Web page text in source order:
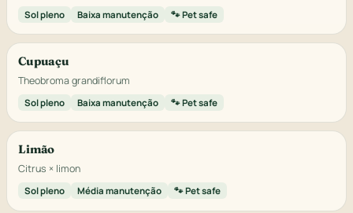
Sol pleno Baixa manutenção 🐾 Pet safe
Cupuaçu
Theobroma grandiflorum
Sol pleno Baixa manutenção 🐾 Pet safe
Limão
Citrus × limon
Sol pleno Média manutenção 🐾 Pet safe